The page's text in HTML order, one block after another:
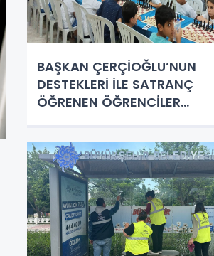
BAŞKAN ÇERÇİOĞLU’NUN
DESTEKLERİ İLE SATRANÇ
ÖĞRENEN ÖĞRENCİLER